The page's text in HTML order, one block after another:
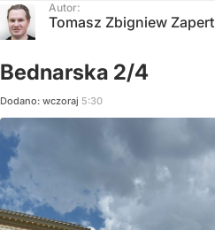
Autor:
Tomasz Zbigniew Zapert
Bednarska 2/4
Dodano: wczoraj 5:30